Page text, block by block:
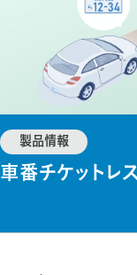
製品情報
車番チケットレ